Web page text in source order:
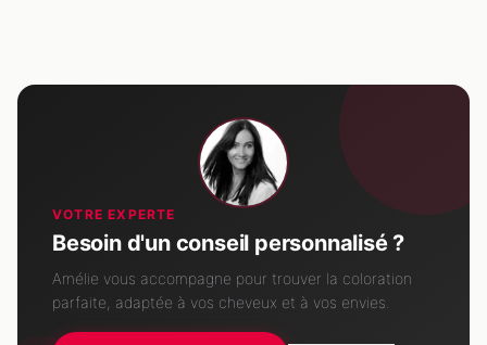
VOTRE EXPERTE
Besoin d'un conseil personnalisé ?
Amélie vous accompagne pour trouver la coloration
parfaite, adaptée à vos cheveux et à vos envies.